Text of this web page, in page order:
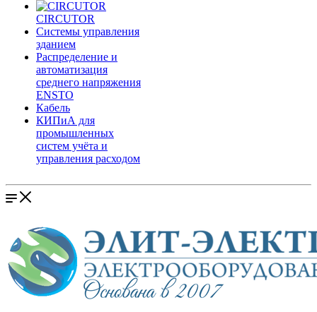
CIRCUTOR
Системы управления
зданием
Распределение и
автоматизация
среднего напряжения
ENSTO
Кабель
КИПиА для
промышленных
систем учёта и
управления расходом